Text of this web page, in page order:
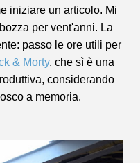
iniziare un articolo. Mi
per vent'anni. La
passo le ore utili per
& Morty, che sì è una
considerando
a memoria.